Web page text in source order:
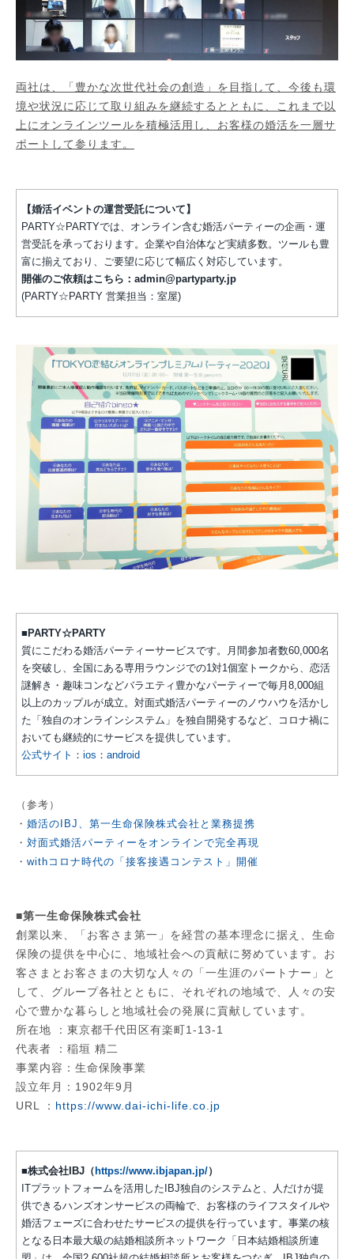
両社は、「豊かな次世代社会の創造」を目指して、今後も環
境や状況に応じて取り組みを継続するとともに、これまで以
上にオンラインツールを積極活用し、お客様の婚活を一層サ
ポートして参ります。
【婚活イベントの運営受託について】
PARTY☆PARTYでは、オンライン含む婚活パーティーの企画・運
営受託を承っております。企業や自治体など実績多数。ツールも豊
富に揃えており、ご要望に応じて幅広く対応しています。
開催のご依頼はこちら：admin@partyparty.jp
(PARTY☆PARTY 営業担当：室屋)
■PARTY☆PARTY
質にこだわる婚活パーティーサービスです。月間参加者数60,000名
を突破し、全国にある専用ラウンジでの1対1個室トークから、恋活
謎解き・趣味コンなどバラエティ豊かなパーティーで毎月8,000組
以上のカップルが成立。対面式婚活パーティーのノウハウを活かし
た「独自のオンラインシステム」を独自開発するなど、コロナ禍に
おいても継続的にサービスを提供しています。
公式サイト ： ios ： android
（参考）
・ 婚活のIBJ、第一生命保険株式会社と業務提携
・ 対面式婚活パーティーをオンラインで完全再現
・ withコロナ時代の「接客接遇コンテスト」開催
■第一生命保険株式会社
創業以来、「お客さま第一」を経営の基本理念に据え、生命
保険の提供を中心に、地域社会への貢献に努めています。お
客さまとお客さまの大切な人々の「一生涯のパートナー」と
して、グループ各社とともに、それぞれの地域で、人々の安
心で豊かな暮らしと地域社会の発展に貢献しています。
所在地 ：東京都千代田区有楽町1-13-1
代表者 ：稲垣 精二
事業内容：生命保険事業
設立年月：1902年9月
URL ： https://www.dai-ichi-life.co.jp
■株式会社IBJ（ https://www.ibjapan.jp/）
ITプラットフォームを活用したIBJ独自のシステムと、人だけが提
供できるハンズオンサービスの両輪で、お客様のライフスタイルや
婚活フェーズに合わせたサービスの提供を行っています。事業の核
となる日本最大級の結婚相談所ネットワーク「日本結婚相談所連